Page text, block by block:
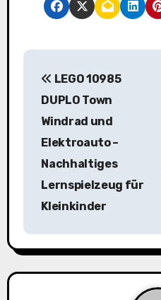
B
g
s
LEGO 10985
DUPLO Town
Windrad und
Elektroauto –
Nachhaltiges
Lernspielzeug für
Kleinkinder